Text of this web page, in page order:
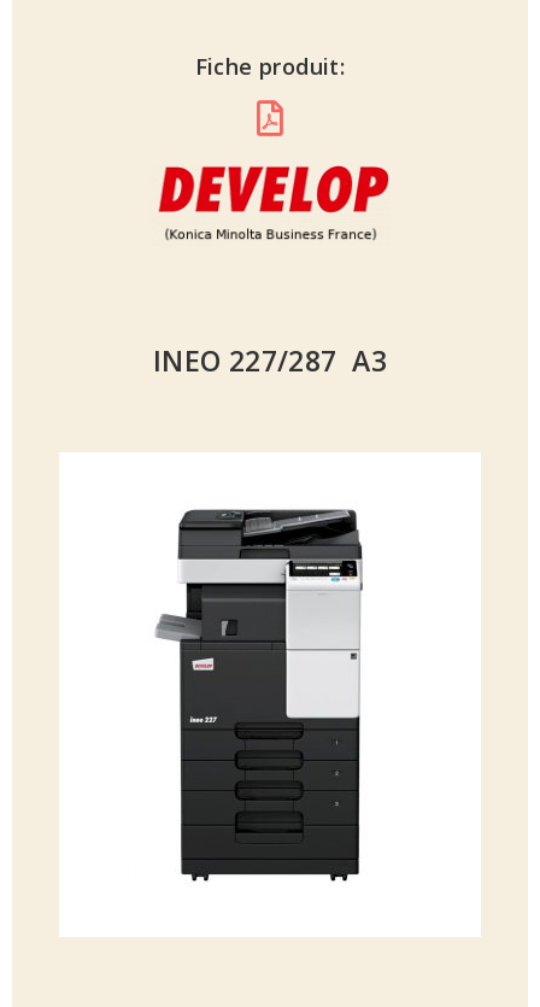
Fiche produit:
INEO 227/287 A3